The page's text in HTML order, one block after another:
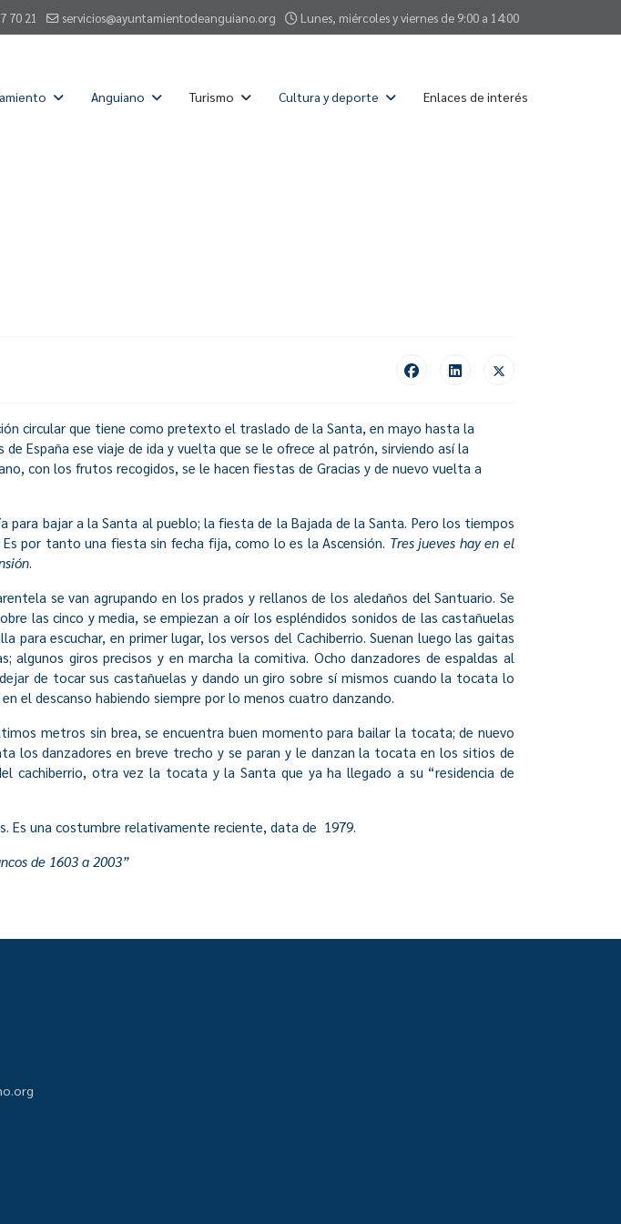
70 21 servicios@ayuntamientodeanguiano.org Lunes, miércoles y viernes de 9:00 a 14:00
Anguiano Turismo Cultura y deporte Enlaces de interés
circular que tiene como pretexto el traslado de la Santa, en mayo hasta la
España ese viaje de ida y vuelta que se le ofrece al patrón, sirviendo así la
con los frutos recogidos, se le hacen fiestas de Gracias y de nuevo vuelta a
para bajar a la Santa al pueblo; la fiesta de la Bajada de la Santa. Pero los tiempos
por tanto una fiesta sin fecha fija, como lo es la Ascensión. Tres jueves hay en el
.
se van agrupando en los prados y rellanos de los aledaños del Santuario. Se
las cinco y media, se empiezan a oír los espléndidos sonidos de las castañuelas
para escuchar, en primer lugar, los versos del Cachiberrio. Suenan luego las gaitas
giros precisos y en marcha la comitiva. Ocho danzadores de espaldas al
de tocar sus castañuelas y dando un giro sobre sí mismos cuando la tocata lo
el descanso habiendo siempre por lo menos cuatro danzando.
metros sin brea, se encuentra buen momento para bailar la tocata; de nuevo
los danzadores en breve trecho y se paran y le danzan la tocata en los sitios de
cachiberrio, otra vez la tocata y la Santa que ya ha llegado a su “residencia de
Es una costumbre relativamente reciente, data de 1979.
de 1603 a 2003”